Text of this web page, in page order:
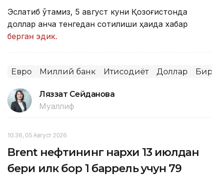
Эслатиб ўтамиз, 5 август куни Қозоғистонда
доллар қанча тенгедан сотилиши ҳақида хабар
берган эдик.
Евро Миллий банк Иқтисодиёт Доллар
Ляззат Сейданова
Муаллиф
10:36, 05 Август 2026
Brent нефтининг нархи 13 июлдан
бери илк бор 1 баррель учун 79